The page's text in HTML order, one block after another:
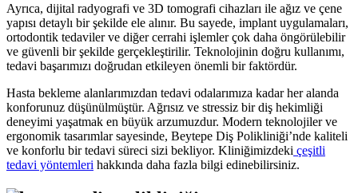
Ayrıca, dijital radyografi ve 3D tomografi cihazları ile ağız ve çene
yapısı detaylı bir şekilde ele alınır. Bu sayede, implant uygulamaları,
ortodontik tedaviler ve diğer cerrahi işlemler çok daha öngörülebilir
ve güvenli bir şekilde gerçekleştirilir. Teknolojinin doğru kullanımı,
tedavi başarımızı doğrudan etkileyen önemli bir faktördür.
Hasta bekleme alanlarımızdan tedavi odalarımıza kadar her alanda
konforunuz düşünülmüştür. Ağrısız ve stressiz bir diş hekimliği
deneyimi yaşatmak en büyük arzumuzdur. Modern teknolojiler ve
ergonomik tasarımlar sayesinde, Beytepe Diş Polikliniği’nde kaliteli
ve konforlu bir tedavi süreci sizi bekliyor. Kliniğimizdeki çeşitli
tedavi yöntemleri hakkında daha fazla bilgi edinebilirsiniz.